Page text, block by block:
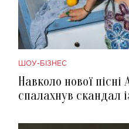
ШОУ-БІЗНЕС
Навколо нової пісні
спалахнув скандал